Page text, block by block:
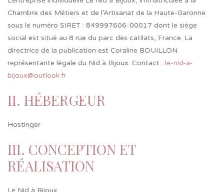
Chambre des Métiers et de l’Artisanat de la Haute-Garonne
sous le numéro SIRET : 849997606-00017 dont le siège
social est situé au 8 rue du parc des catilats, France. La
directrice de la publication est Coraline BOUILLON
représentante légale du Nid à Bijoux. Contact : le-nid-a-
bijoux@outlook.fr
II. HÉBERGEUR
Hostinger
III. CONCEPTION ET
RÉALISATION
Le Nid à Bijoux